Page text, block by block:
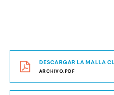
DESCARGAR LA MALLA
ARCHIVO.PDF